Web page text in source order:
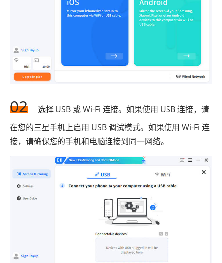
02
选择 USB 或 Wi-Fi 连接。如果使用 USB 连接，请
在您的三星手机上启用 USB 调试模式。如果使用 Wi-Fi 连
接，请确保您的手机和电脑连接到同一网络。